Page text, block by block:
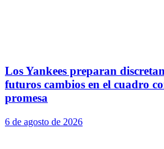
Los Yankees preparan
futuros cambios en el cuadro
promesa
6 de agosto de 2026